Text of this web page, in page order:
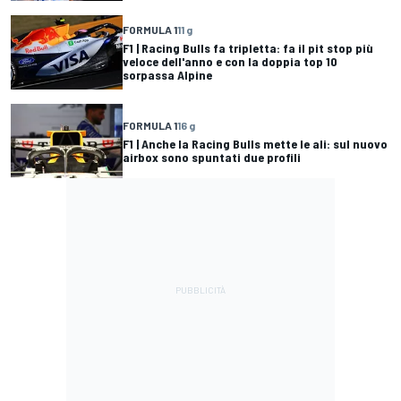
FORMULA 111 g
F1 | Racing Bulls fa tripletta: fa il pit stop più
veloce dell'anno e con la doppia top 10
sorpassa Alpine
FORMULA 116 g
F1 | Anche la Racing Bulls mette le ali: sul nuovo
airbox sono spuntati due profili